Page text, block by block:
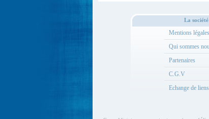
La société
Mentions légales
Qui sommes
Partenaires
C.G.V
Echange de liens